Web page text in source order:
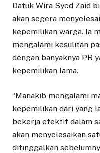
Datuk Wira Syed Zaid
akan segera
kepemilikan warga. Ia
mengalami kesulitan
dengan banyaknya PR
kepemilikan lama.
“Manakib mengalami
kepemilikan dari yang
bekerja efektif dalam
akan menyelesaikan
ditinggalkan